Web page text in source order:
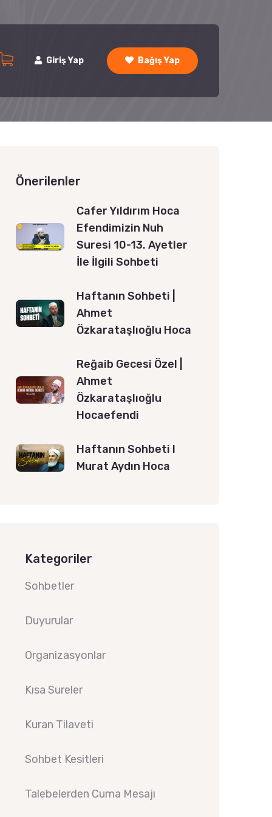
Bağış Yap
Giriş Yap
Önerilenler
Cafer Yıldırım Hoca
Efendimizin Nuh
Suresi 10-13. Ayetler
İle İlgili Sohbeti
Haftanın Sohbeti |
Ahmet
Özkarataşlıoğlu Hoca
Reğaib Gecesi Özel |
Ahmet
Özkarataşlıoğlu
Hocaefendi
Haftanın Sohbeti l
Murat Aydın Hoca
Kategoriler
Sohbetler
Duyurular
Organizasyonlar
Kısa Sureler
Kuran Tilaveti
Sohbet Kesitleri
Talebelerden Cuma Mesajı